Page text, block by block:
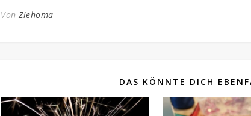
Von Ziehoma
DAS KÖNNTE DICH